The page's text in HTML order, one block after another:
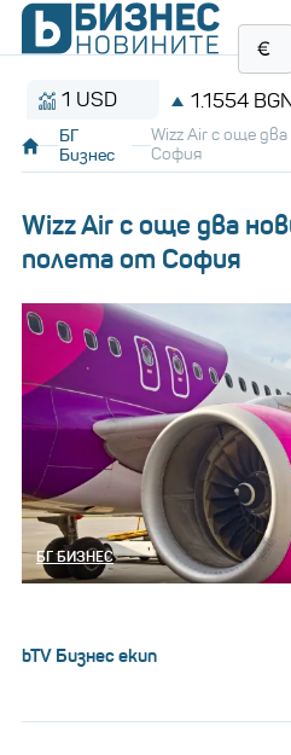
1 USD 1.1554 BGN
БГ
Бизнес
Wizz Air с още
София
Wizz Air с още два
полета от София
БГ БИЗНЕС
bTV Бизнес екип